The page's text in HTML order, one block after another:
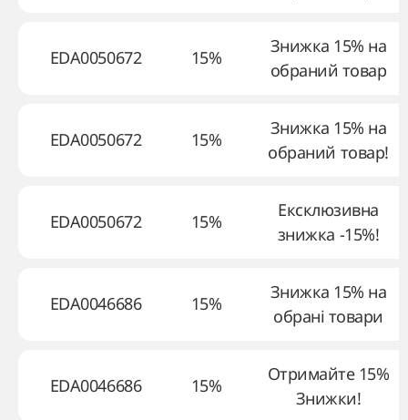
EDA0050672 15%
Знижка 15% на
обраний товар
EDA0050672 15%
Знижка 15% на
обраний товар!
EDA0050672 15%
Ексклюзивна
знижка -15%!
EDA0046686 15%
Знижка 15% на
обрані товари
EDA0046686 15%
Отримайте 15%
Знижки!